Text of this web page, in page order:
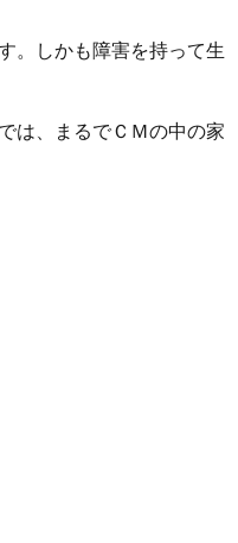
。しかも障害を持って生
は、まるでＣＭの中の家